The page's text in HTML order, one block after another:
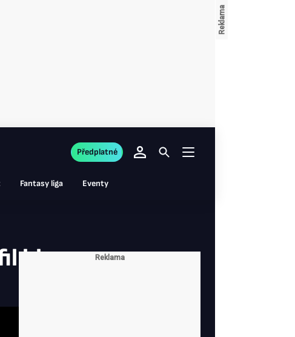
Fantasy liga Eventy
Předplatné
hlavu